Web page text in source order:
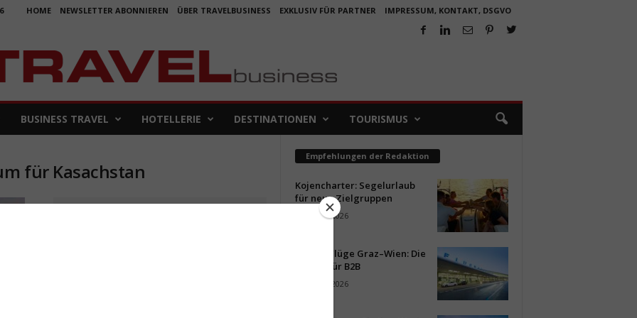
HOME NEWSLETTER ABONNIEREN ÜBER TRAVELBUSINESS EXKLUSIV FÜR PARTNER IMPRESSUM, KONTAKT, DSGVO
BUSINESS TRAVEL HOTELLERIE DESTINATIONEN TOURISMUS
für Kasachstan
Empfehlungen der Redaktion
Kojencharter: Segelurlaub
für neue Zielgruppen
5. August 2026
Aus für Flüge Graz–Wien: Die
Folgen für B2B
4. August 2026